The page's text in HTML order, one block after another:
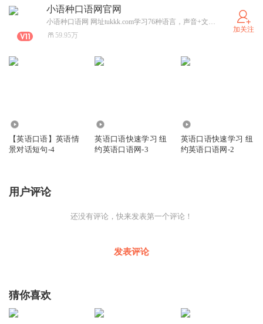
小语种口语网官网
小语种口语网 网址tukkk.com学习76种语言，声音+文本，每个句子都伴有音频，欧洲语言 亚洲语言，非洲语言。纽约英语口语网 网址ny-yy.com 由美国播音员朗读。每个句子都伴有音频。请联系我孙强
59.95万
加关注
【英语口语】英语情
景对话短句-4
英语口语快速学习 纽
约英语口语网-3
英语口语快速学习 纽
约英语口语网-2
用户评论
还没有评论，快来发表第一个评论！
发表评论
猜你喜欢